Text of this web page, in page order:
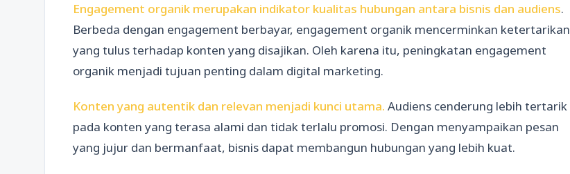
Engagement organik merupakan indikator kualitas hubungan antara bisnis dan audiens.
Berbeda dengan engagement berbayar, engagement organik mencerminkan ketertarikan
yang tulus terhadap konten yang disajikan. Oleh karena itu, peningkatan engagement
organik menjadi tujuan penting dalam digital marketing.
Konten yang autentik dan relevan menjadi kunci utama. Audiens cenderung lebih tertarik
pada konten yang terasa alami dan tidak terlalu promosi. Dengan menyampaikan pesan
yang jujur dan bermanfaat, bisnis dapat membangun hubungan yang lebih kuat.